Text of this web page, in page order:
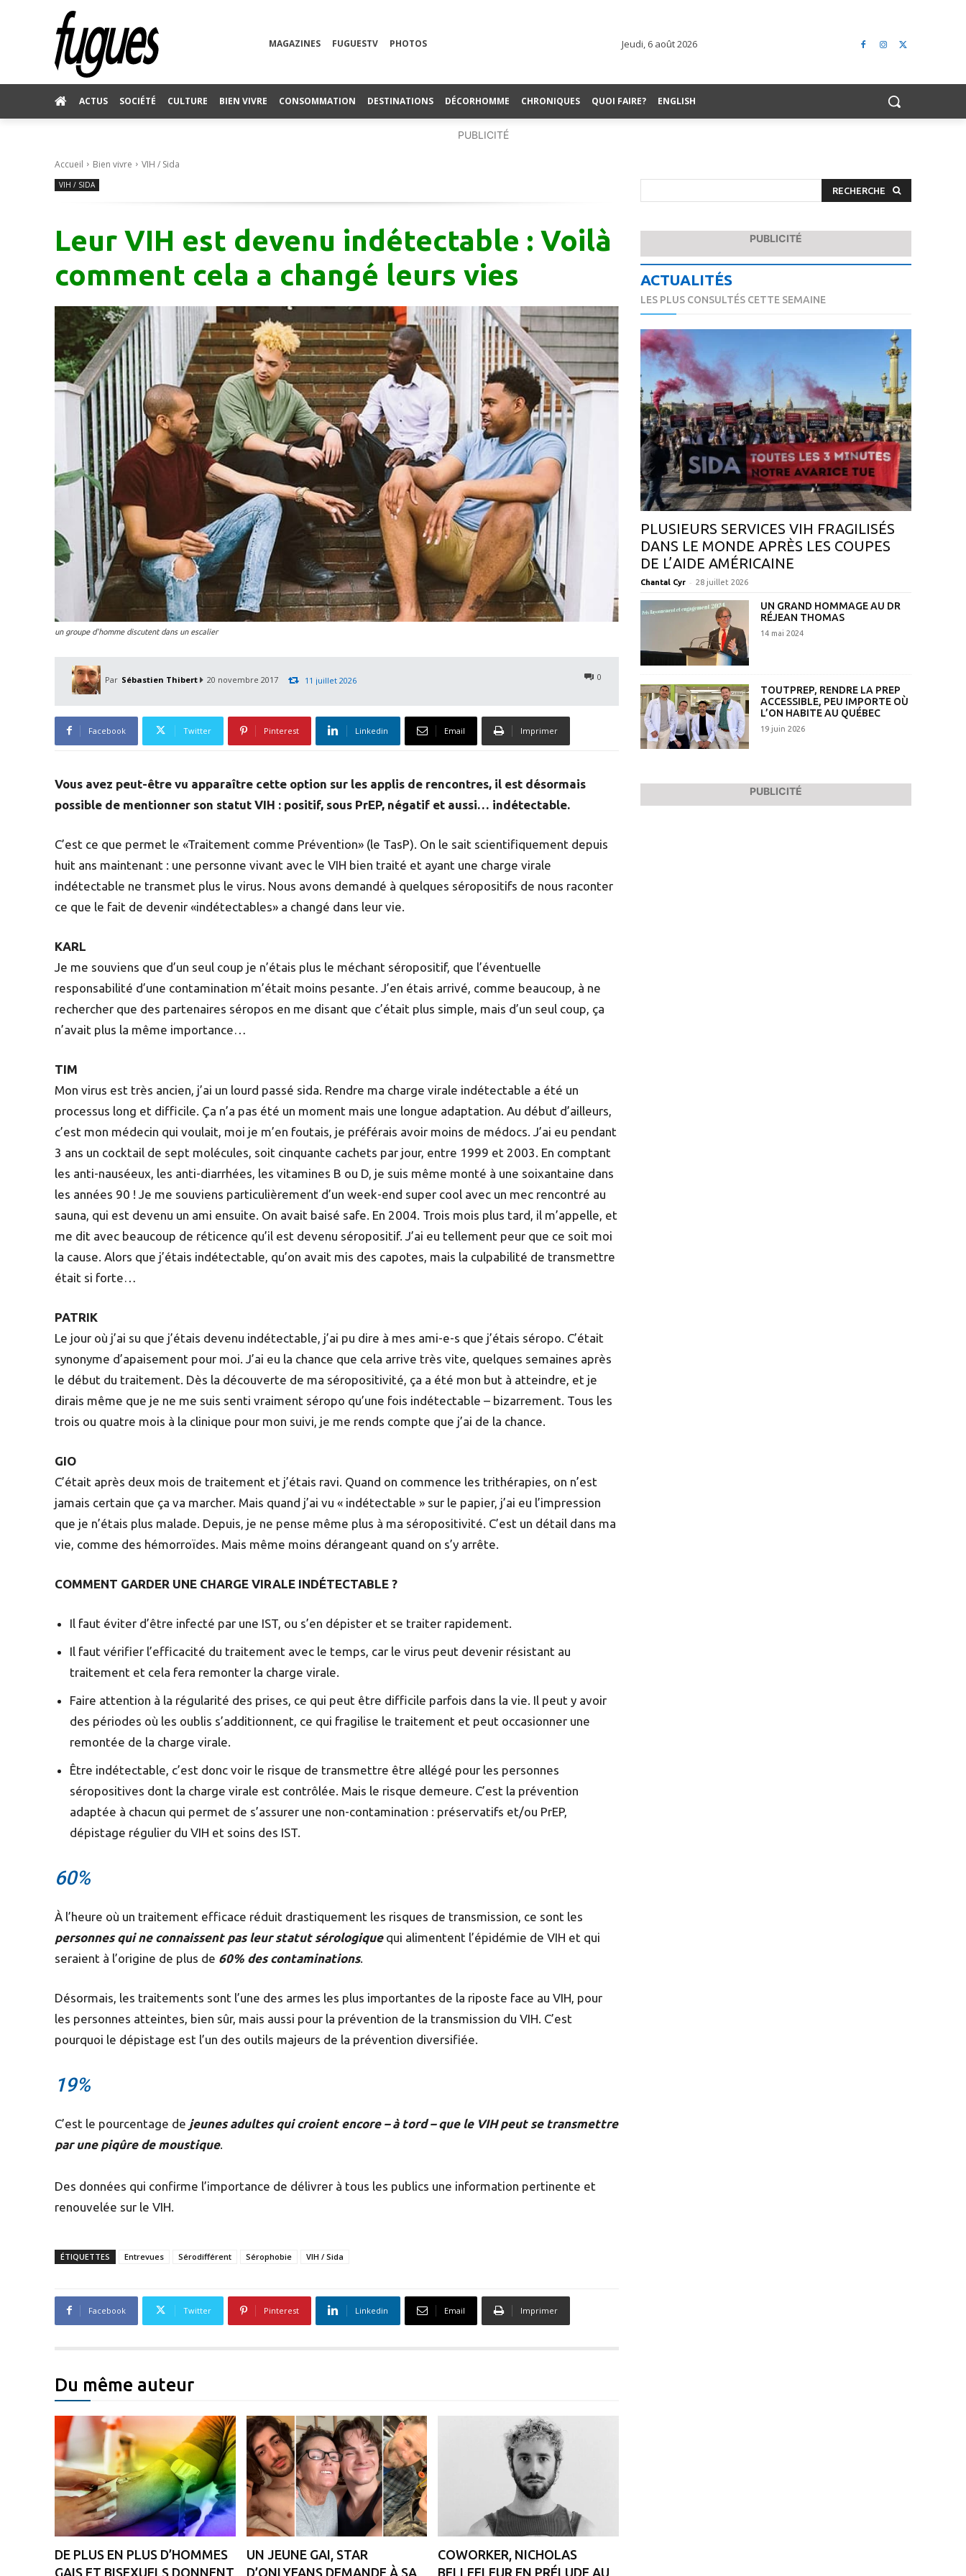
MAGAZINES FUGUESTV PHOTOS Jeudi, 6 août 2026
ACTUS SOCIÉTÉ CULTURE BIEN VIVRE CONSOMMATION DESTINATIONS DÉCORHOMME CHRONIQUES QUOI FAIRE? ENGLISH
PUBLICITÉ
Accueil Bien vivre VIH / Sida
VIH / SIDA
Leur VIH est devenu indétectable : Voilà
comment cela a changé leurs vies
un groupe d'homme discutent dans un escalier
Par Sébastien Thibert 20 novembre 2017 0
11 juillet 2026
Facebook Twitter Pinterest Linkedin Email Imprimer
Vous avez peut-être vu apparaître cette option sur les applis de rencontres, il est désormais
possible de mentionner son statut VIH : positif, sous PrEP, négatif et aussi… indétectable.
C’est ce que permet le «Traitement comme Prévention» (le TasP). On le sait scientifiquement depuis
huit ans maintenant : une personne vivant avec le VIH bien traité et ayant une charge virale
indétectable ne transmet plus le virus. Nous avons demandé à quelques séropositifs de nous raconter
ce que le fait de devenir «indétectables» a changé dans leur vie.
KARL
Je me souviens que d’un seul coup je n’étais plus le méchant séropositif, que l’éventuelle
responsabilité d’une contamination m’était moins pesante. J’en étais arrivé, comme beaucoup, à ne
rechercher que des partenaires séropos en me disant que c’était plus simple, mais d’un seul coup, ça
n’avait plus la même importance…
TIM
Mon virus est très ancien, j’ai un lourd passé sida. Rendre ma charge virale indétectable a été un
processus long et difficile. Ça n’a pas été un moment mais une longue adaptation. Au début d’ailleurs,
c’est mon médecin qui voulait, moi je m’en foutais, je préférais avoir moins de médocs. J’ai eu pendant
3 ans un cocktail de sept molécules, soit cinquante cachets par jour, entre 1999 et 2003. En comptant
les anti-nauséeux, les anti-diarrhées, les vitamines B ou D, je suis même monté à une soixantaine dans
les années 90 ! Je me souviens particulièrement d’un week-end super cool avec un mec rencontré au
sauna, qui est devenu un ami ensuite. On avait baisé safe. En 2004. Trois mois plus tard, il m’appelle, et
me dit avec beaucoup de réticence qu’il est devenu séropositif. J’ai eu tellement peur que ce soit moi
la cause. Alors que j’étais indétectable, qu’on avait mis des capotes, mais la culpabilité de transmettre
était si forte…
PATRIK
Le jour où j’ai su que j’étais devenu indétectable, j’ai pu dire à mes ami-e-s que j’étais séropo. C’était
synonyme d’apaisement pour moi. J’ai eu la chance que cela arrive très vite, quelques semaines après
le début du traitement. Dès la découverte de ma séropositivité, ça a été mon but à atteindre, et je
dirais même que je ne me suis senti vraiment séropo qu’une fois indétectable – bizarrement. Tous les
trois ou quatre mois à la clinique pour mon suivi, je me rends compte que j’ai de la chance.
GIO
C’était après deux mois de traitement et j’étais ravi. Quand on commence les trithérapies, on n’est
jamais certain que ça va marcher. Mais quand j’ai vu « indétectable » sur le papier, j’ai eu l’impression
que je n’étais plus malade. Depuis, je ne pense même plus à ma séropositivité. C’est un détail dans ma
vie, comme des hémorroïdes. Mais même moins dérangeant quand on s’y arrête.
COMMENT GARDER UNE CHARGE VIRALE INDÉTECTABLE ?
Il faut éviter d’être infecté par une IST, ou s’en dépister et se traiter rapidement.
Il faut vérifier l’efficacité du traitement avec le temps, car le virus peut devenir résistant au
traitement et cela fera remonter la charge virale.
Faire attention à la régularité des prises, ce qui peut être difficile parfois dans la vie. Il peut y avoir
des périodes où les oublis s’additionnent, ce qui fragilise le traitement et peut occasionner une
remontée de la charge virale.
Être indétectable, c’est donc voir le risque de transmettre être allégé pour les personnes
séropositives dont la charge virale est contrôlée. Mais le risque demeure. C’est la prévention
adaptée à chacun qui permet de s’assurer une non-contamination : préservatifs et/ou PrEP,
dépistage régulier du VIH et soins des IST.
60%
À l’heure où un traitement efficace réduit drastiquement les risques de transmission, ce sont les
personnes qui ne connaissent pas leur statut sérologiquequi alimentent l’épidémie de VIH et qui
seraient à l’origine de plus de 60% des contaminations.
Désormais, les traitements sont l’une des armes les plus importantes de la riposte face au VIH, pour
les personnes atteintes, bien sûr, mais aussi pour la prévention de la transmission du VIH. C’est
pourquoi le dépistage est l’un des outils majeurs de la prévention diversifiée.
19%
C’est le pourcentage de jeunes adultes qui croient encore – à tord – que le VIH peut se transmettre
par une piqûre de moustique.
Des données qui confirme l’importance de délivrer à tous les publics une information pertinente et
renouvelée sur le VIH.
ÉTIQUETTES Entrevues Sérodifférent Sérophobie VIH / Sida
Facebook Twitter Pinterest Linkedin Email Imprimer
Du même auteur
DE PLUS EN PLUS D’HOMMES
GAIS ET BISEXUELS DONNENT
UN JEUNE GAI, STAR
D’ONLYFANS DEMANDE À SA
COWORKER, NICHOLAS
BELLEFLEUR EN PRÉLUDE AU
RECHERCHE
PUBLICITÉ
ACTUALITÉS
LES PLUS CONSULTÉS CETTE SEMAINE
PLUSIEURS SERVICES VIH FRAGILISÉS
DANS LE MONDE APRÈS LES COUPES
DE L’AIDE AMÉRICAINE
Chantal Cyr - 28 juillet 2026
UN GRAND HOMMAGE AU DR
RÉJEAN THOMAS
14 mai 2024
TOUTPREP, RENDRE LA PREP
ACCESSIBLE, PEU IMPORTE OÙ
L’ON HABITE AU QUÉBEC
19 juin 2026
PUBLICITÉ